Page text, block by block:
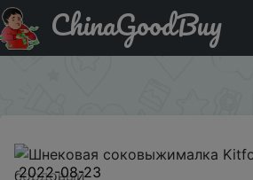
Купити по знижці M83UUCT8
соковыжималка Kitfort KT-1101-2,
ChinaGoodBuy
2022-08-23